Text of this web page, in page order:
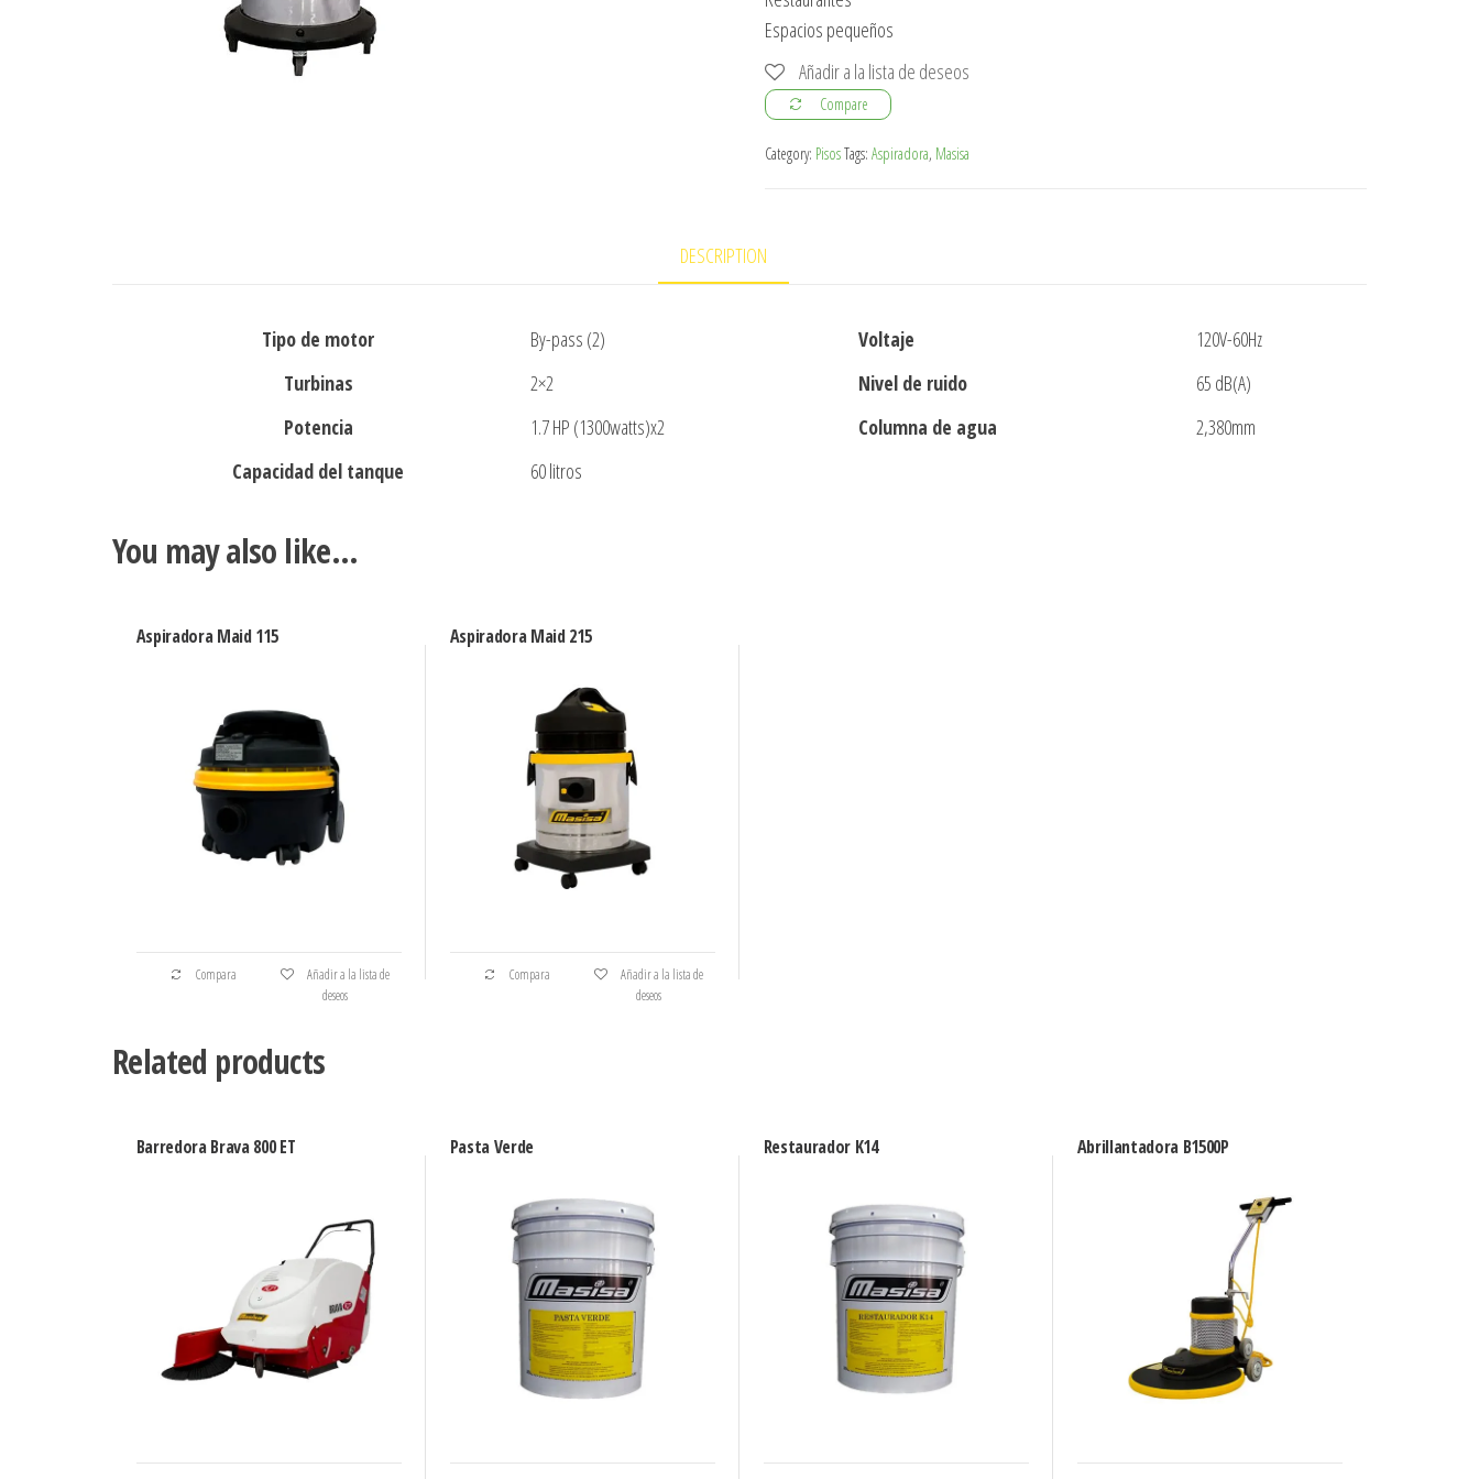
Espacios pequeños
Añadir a la lista de deseos
Compare
Category: PisosTags: Aspiradora, Masisa
DESCRIPTION
Tipo de motor By-pass (2) Voltaje
120V-60Hz
Turbinas
2×2 Nivel de ruido
65 dB(A)
Potencia
1.7 HP (1300watts)x2 Columna de agua
2,380mm
Capacidad del tanque
60 litros
You may also like…
Aspiradora Maid 115
Compara
Añadir a la lista de
deseos
Aspiradora Maid 215
Compara
Añadir a la lista de
deseos
Related products
Barredora Brava 800 ET Pasta Verde Restaurador K14 Abrillantadora B1500P